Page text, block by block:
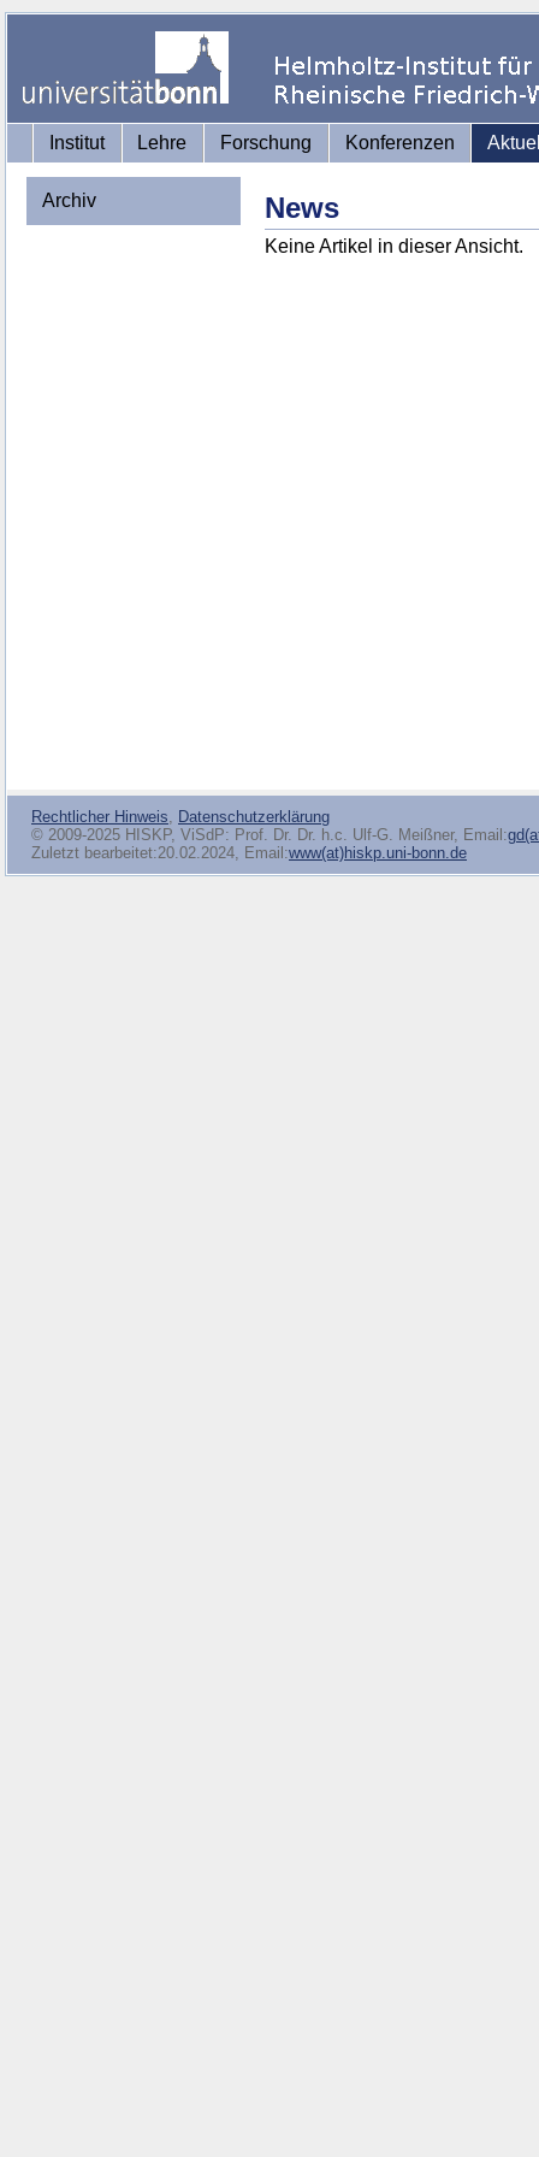
Institut Lehre Forschung Konferenzen
Archiv News
Keine Artikel in dieser Ansicht.
Rechtlicher Hinweis, Datenschutzerklärung
© 2009-2025 HISKP, ViSdP: Prof. Dr. Dr. h.c. Ulf-G. Meißner, Email:
Zuletzt bearbeitet:20.02.2024, Email:www(at)hiskp.uni-bonn.de